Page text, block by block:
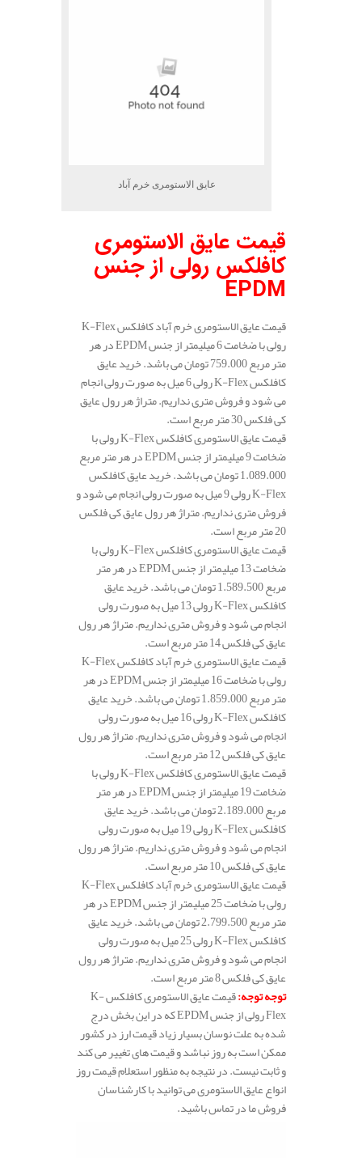
عایق الاستومری خرم آباد
قیمت عایق الاستومری
کافلکس رولی از جنس
EPDM
قیمت عایق الاستومری خرم آباد کافلکس K-Flex
رولی با ضخامت 6 میلیمتر از جنس EPDM در هر
متر مربع 759.000 تومان می باشد. خرید عایق
کافلکس K-Flex رولی 6 میل به صورت رولی انجام
می شود و فروش متری نداریم. متراژ هر رول عایق
کی فلکس 30 متر مربع است.
قیمت عایق الاستومری کافلکس K-Flex رولی با
ضخامت 9 میلیمتر از جنس EPDM در هر متر مربع
1.089.000 تومان می باشد. خرید عایق کافلکس
K-Flex رولی 9 میل به صورت رولی انجام می شود و
فروش متری نداریم. متراژ هر رول عایق کی فلکس
20 متر مربع است.
قیمت عایق الاستومری کافلکس K-Flex رولی با
ضخامت 13 میلیمتر از جنس EPDM در هر متر
مربع 1.589.500 تومان می باشد. خرید عایق
کافلکس K-Flex رولی 13 میل به صورت رولی
انجام می شود و فروش متری نداریم. متراژ هر رول
عایق کی فلکس 14 متر مربع است.
قیمت عایق الاستومری خرم آباد کافلکس K-Flex
رولی با ضخامت 16 میلیمتر از جنس EPDM در هر
متر مربع 1.859.000 تومان می باشد. خرید عایق
کافلکس K-Flex رولی 16 میل به صورت رولی
انجام می شود و فروش متری نداریم. متراژ هر رول
عایق کی فلکس 12 متر مربع است.
قیمت عایق الاستومری کافلکس K-Flex رولی با
ضخامت 19 میلیمتر از جنس EPDM در هر متر
مربع 2.189.000 تومان می باشد. خرید عایق
کافلکس K-Flex رولی 19 میل به صورت رولی
انجام می شود و فروش متری نداریم. متراژ هر رول
عایق کی فلکس 10 متر مربع است.
قیمت عایق الاستومری خرم آباد کافلکس K-Flex
رولی با ضخامت 25 میلیمتر از جنس EPDM در هر
متر مربع 2.799.500 تومان می باشد. خرید عایق
کافلکس K-Flex رولی 25 میل به صورت رولی
انجام می شود و فروش متری نداریم. متراژ هر رول
عایق کی فلکس 8 متر مربع است.
توجه توجه:
قیمت عایق الاستومری کافلکس K-
Flex رولی از جنس EPDM که در این بخش درج
شده به علت نوسان بسیار زیاد قیمت ارز در کشور
ممکن است به روز نباشد و قیمت های تغییر می کند
و ثابت نیست. در نتیجه به منظور استعلام قیمت روز
انواع عایق الاستومری می توانید با کارشناسان
فروش ما در تماس باشید.